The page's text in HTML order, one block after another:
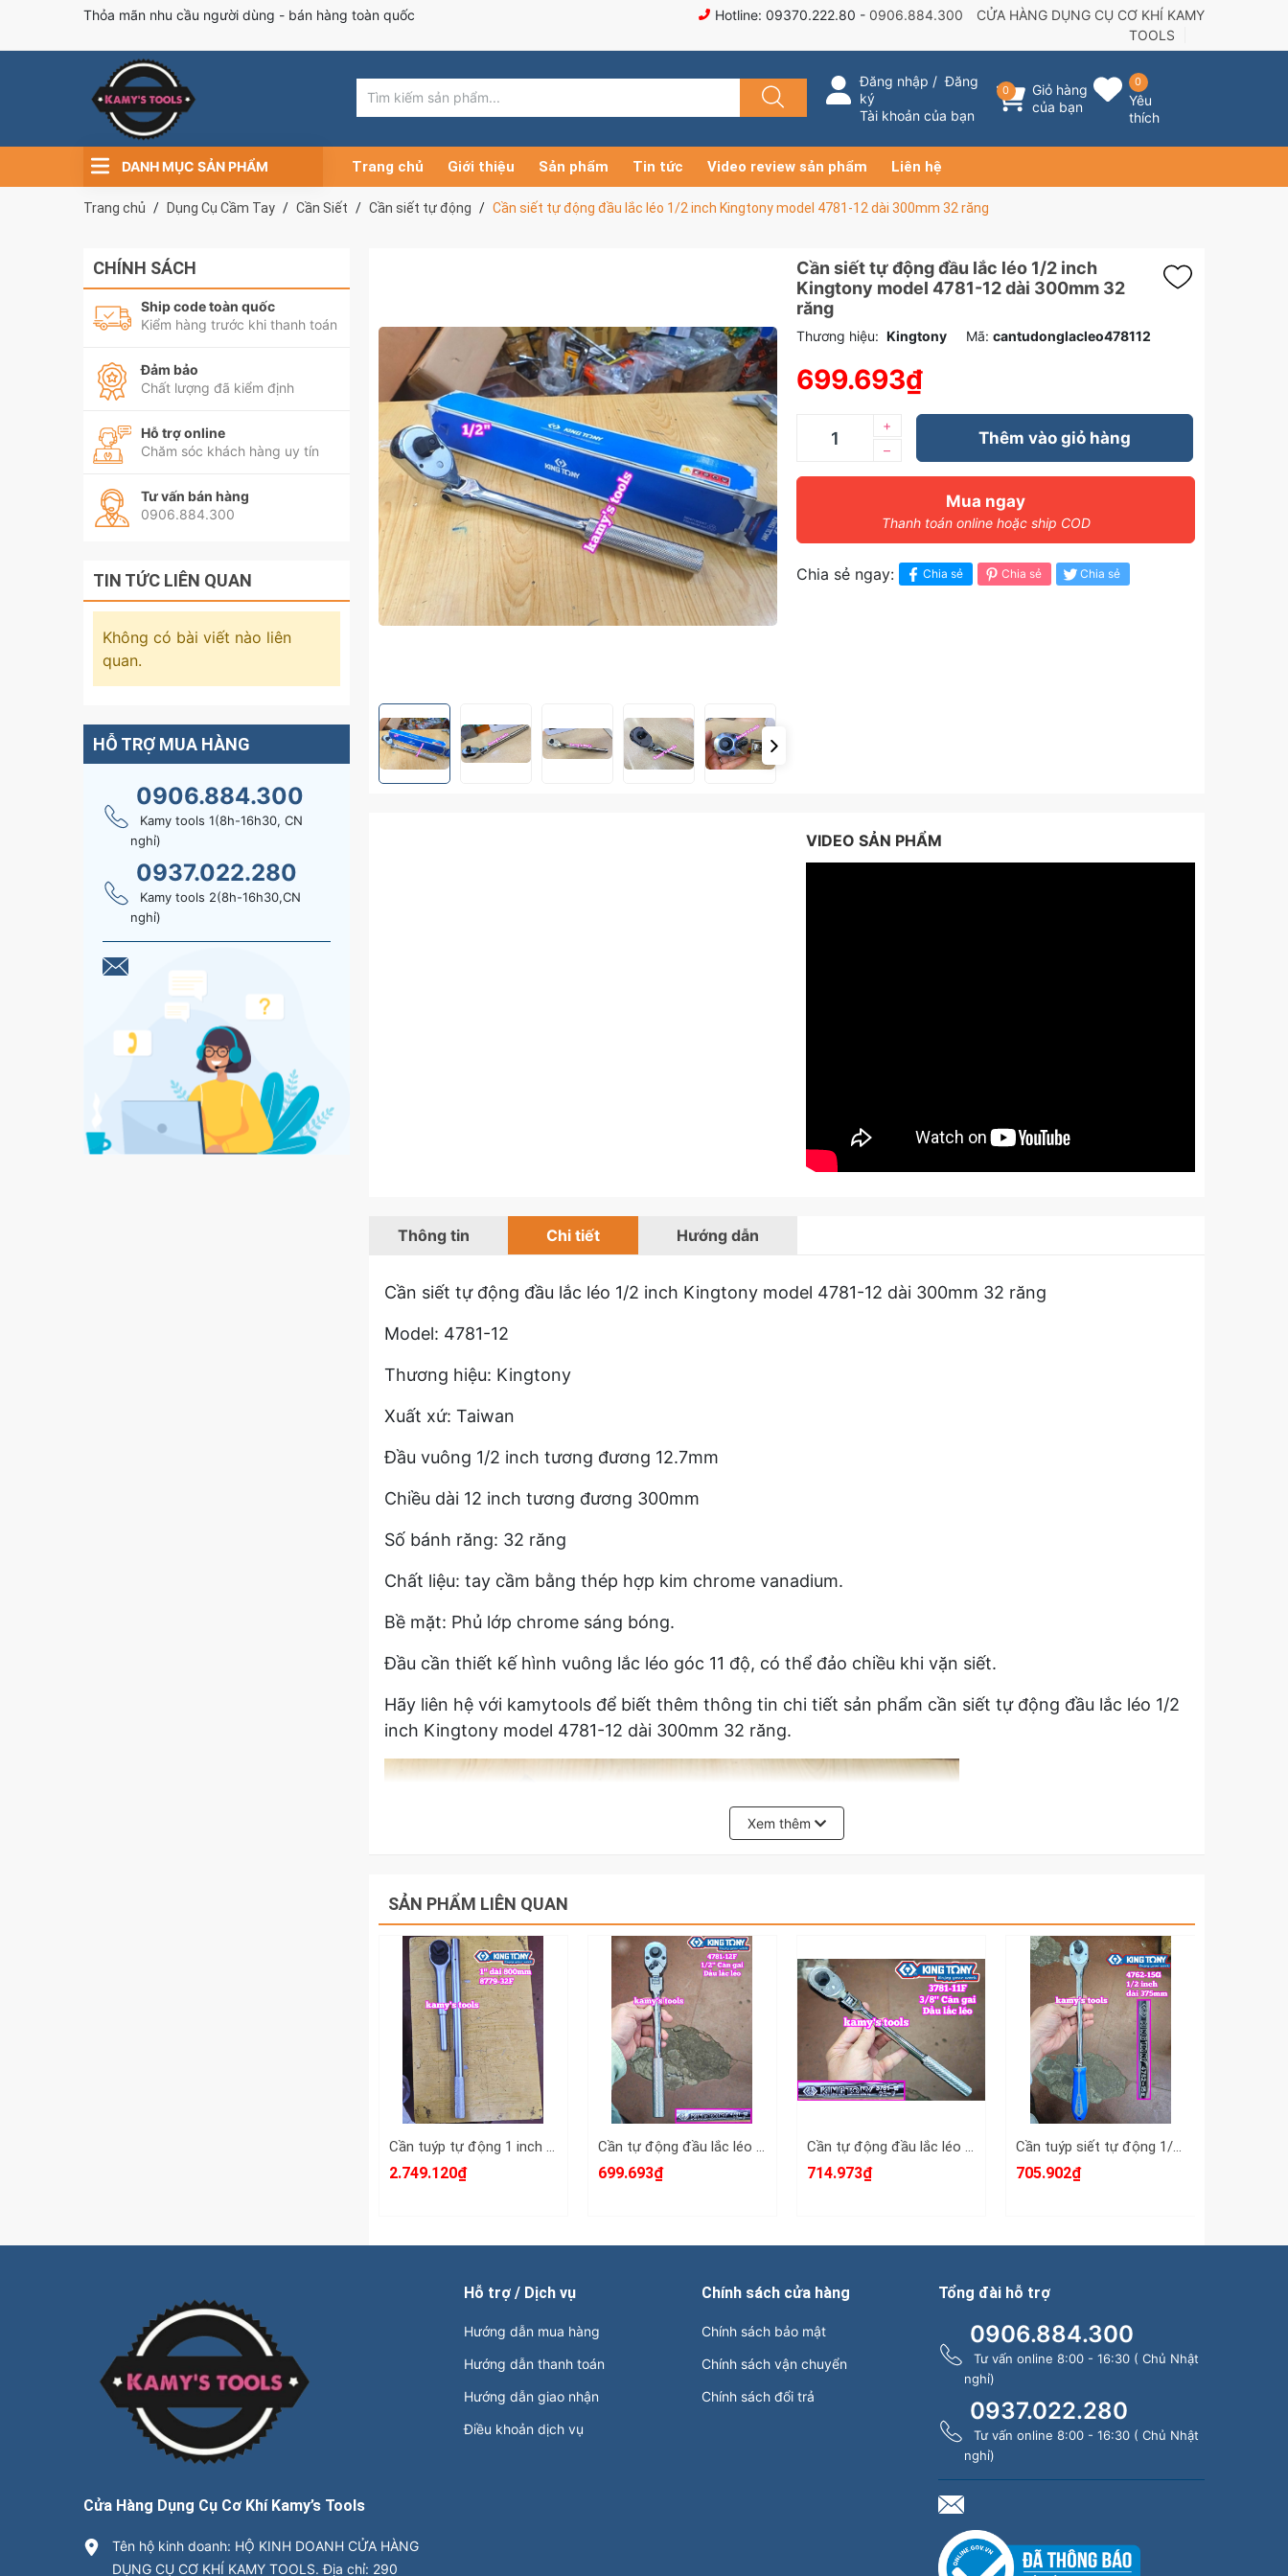
Thỏa mãn nhu cầu người dùng - bán hàng toàn quốc Hotline: 09370.222.80 - 0906.884.300
CỬA HÀNG DỤNG CỤ CƠ KHÍ KAMY
TOOLS
Đăng nhập /Đăng
ký
Tài khoản của bạn
0
Giỏ hàng
của bạn
0
Yêu
thích
DANH MỤC SẢN PHẨM Trang chủ Giới thiệu Sản phẩm Tin tức Video review sản phẩm Liên hệ
Trang chủ Dụng Cụ Cầm Tay Cần Siết Cần siết tự động Cần siết tự động đầu lắc léo 1/2 inch Kingtony model 4781-12 dài 300mm 32 răng
Cần siết tự động đầu lắc léo 1/2 inch
Kingtony model 4781-12 dài 300mm 32
răng
Thương hiệu: Kingtony Mã: cantudonglacleo478112
699.693₫
–
+
Thêm vào giỏ hàng
Mua ngay
Thanh toán online hoặc ship COD
Chia sẻ ngay: Chia sẻ Chia sẻ Chia sẻ
VIDEO SẢN PHẨM
Thông tin Chi tiết Hướng dẫn
Cần siết tự động đầu lắc léo 1/2 inch Kingtony model 4781-12 dài 300mm 32 răng
Model: 4781-12
Thương hiệu: Kingtony
Xuất xứ: Taiwan
Đầu vuông 1/2 inch tương đương 12.7mm
Chiều dài 12 inch tương đương 300mm
Số bánh răng: 32 răng
Chất liệu: tay cầm bằng thép hợp kim chrome vanadium.
Bề mặt: Phủ lớp chrome sáng bóng.
Đầu cần thiết kế hình vuông lắc léo góc 11 độ, có thể đảo chiều khi vặn siết.
Hãy liên hệ với kamytools để biết thêm thông tin chi tiết sản phẩm cần siết tự động đầu lắc léo 1/2
inch Kingtony model 4781-12 dài 300mm 32 răng.
Xem thêm
SẢN PHẨM LIÊN QUAN
Cần tuýp tự động 1 inch dài 32 inch 800mm Kingtony 8779-32F
2.749.120₫
Cần tự động đầu lắc léo cán gai nhám 1/2 inch Kingtony 4781-12F dài 12 inch 300mm
699.693₫
Cần tự động đầu lắc léo cán gai nhám 3/8 inch Kingtony 3781-11F dài 11 inch 280mm
714.973₫
Cần tuýp siết tự động 1/2 inch Kingtony 4762-15G dài 15 inch 375mm 32 răng
705.902₫
CHÍNH SÁCH
Ship code toàn quốc
Kiểm hàng trước khi thanh toán
Đảm bảo
Chất lượng đã kiểm định
Hỗ trợ online
Chăm sóc khách hàng uy tín
Tư vấn bán hàng
0906.884.300
TIN TỨC LIÊN QUAN
Không có bài viết nào liên
quan.
HỖ TRỢ MUA HÀNG
0906.884.300
Kamy tools 1(8h-16h30, CN
nghỉ)
0937.022.280
Kamy tools 2(8h-16h30,CN
nghỉ)
Cửa Hàng Dụng Cụ Cơ Khí Kamy’s Tools
Tên hộ kinh doanh: HỘ KINH DOANH CỬA HÀNG
DỤNG CỤ CƠ KHÍ KAMY TOOLS. Địa chỉ: 290
Hỗ trợ / Dịch vụ
Hướng dẫn mua hàng
Hướng dẫn thanh toán
Hướng dẫn giao nhận
Điều khoản dịch vụ
Chính sách cửa hàng
Chính sách bảo mật
Chính sách vận chuyển
Chính sách đổi trả
Tổng đài hỗ trợ
0906.884.300
Tư vấn online 8:00 - 16:30 ( Chủ Nhật
nghỉ)
0937.022.280
Tư vấn online 8:00 - 16:30 ( Chủ Nhật
nghỉ)